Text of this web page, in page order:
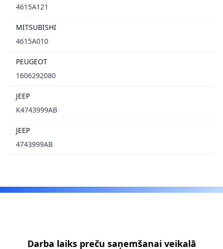
4615A121
MITSUBISHI
4615A010
PEUGEOT
1606292080
JEEP
K4743999AB
JEEP
4743999AB
Darba laiks preču saņemšanai veikalā